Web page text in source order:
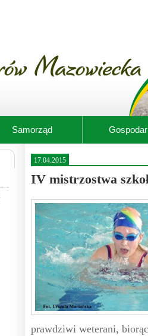
Samorząd
17.04.2015
IV mistrzostwa
prawdziwi weterani,